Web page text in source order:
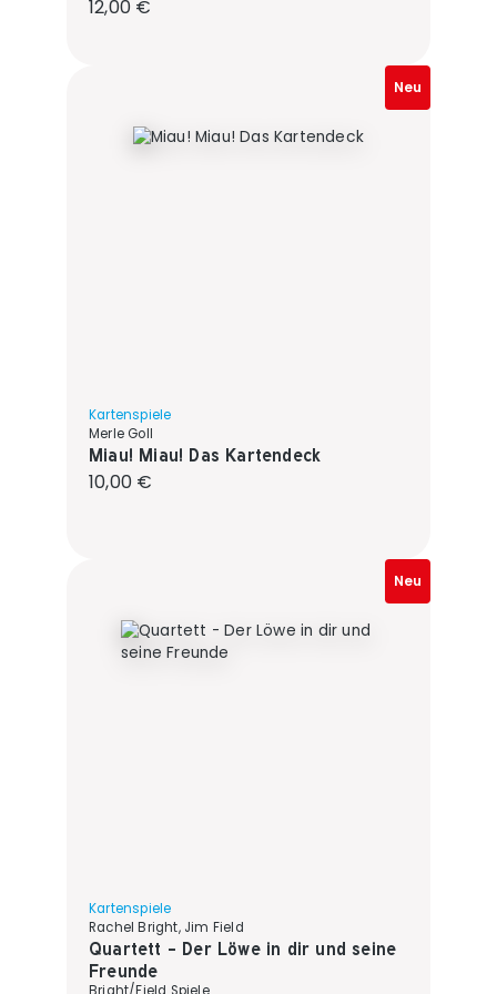
12,00 €
Neu
Kartenspiele
Merle Goll
Miau! Miau! Das Kartendeck
Regulärer Preis:
10,00 €
Neu
Kartenspiele
Rachel Bright, Jim Field
Quartett - Der Löwe in dir und seine
Freunde